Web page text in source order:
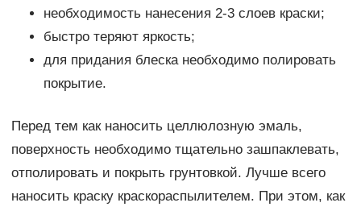
необходимость нанесения 2-3 слоев краски;
быстро теряют яркость;
для придания блеска необходимо полировать
покрытие.
Перед тем как наносить целлюлозную эмаль,
поверхность необходимо тщательно зашпаклевать,
отполировать и покрыть грунтовкой. Лучше всего
наносить краску краскораспылителем. При этом, как